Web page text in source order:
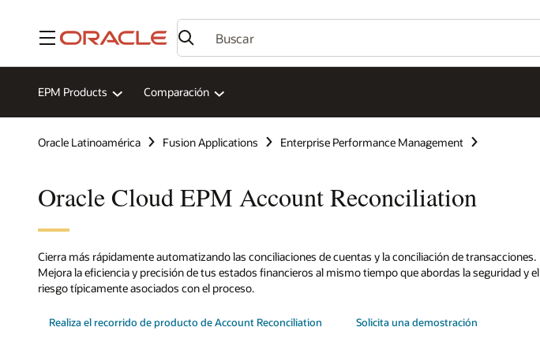
Menú
EPM Products Comparación
Oracle Latinoamérica Fusion Applications Enterprise Performance Management
Oracle Cloud EPM Account Reconciliation
Cierra más rápidamente automatizando las conciliaciones de cuentas y la conciliación de transacciones.
Mejora la eficiencia y precisión de tus estados financieros al mismo tiempo que abordas la seguridad y el
riesgo típicamente asociados con el proceso.
Realiza el recorrido de producto de Account Reconciliation Solicita una demostración